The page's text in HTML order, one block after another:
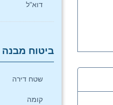
דוא"ל
ביטוח מבנה
שטח דירה
קומה